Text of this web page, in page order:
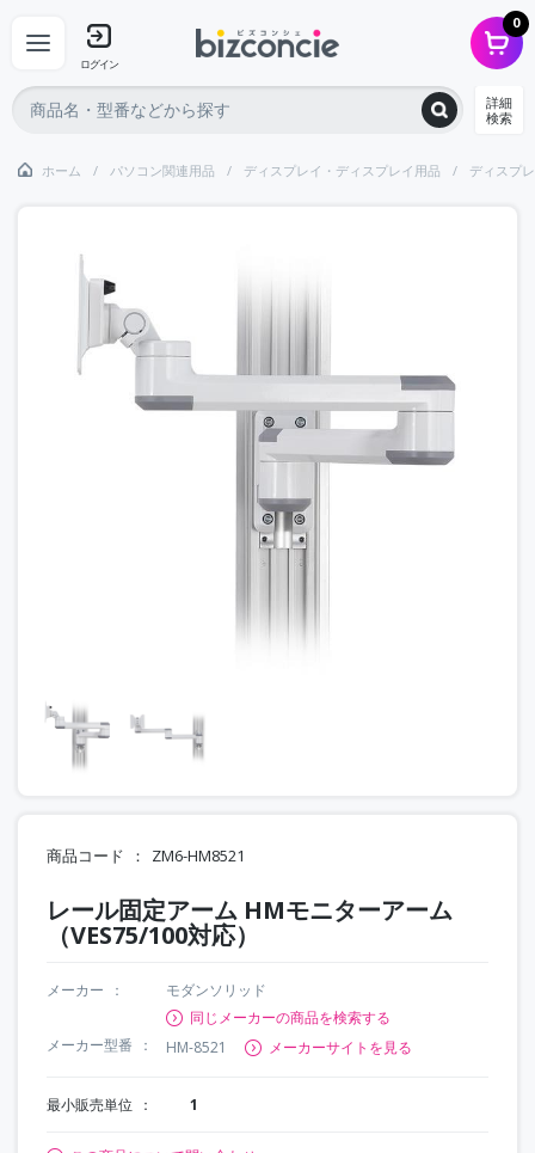
ログイン
0
詳細
検索
ホーム パソコン関連用品 ディスプレイ・ディスプレイ用品 ディスプ
商品コード ZM6-HM8521
レール固定アーム HMモニターアーム
（VES75/100対応）
メーカー
モダンソリッド
同じメーカーの商品を検索する
メーカー型番
HM-8521 メーカーサイトを見る
最小販売単位 1